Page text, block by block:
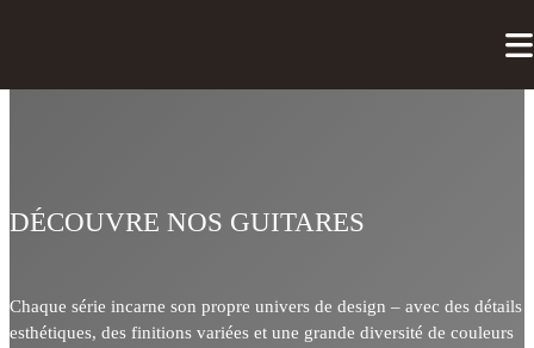
DÉCOUVRE NOS GUITARES
Chaque série incarne son propre univers de design – avec des détails
esthétiques, des finitions variées et une grande diversité de couleurs